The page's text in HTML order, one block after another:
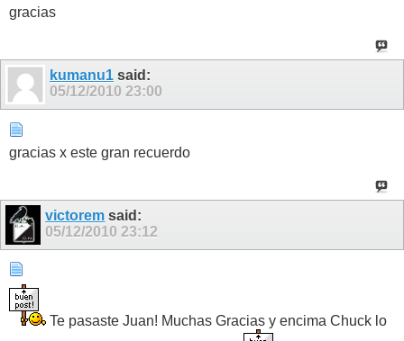
gracias
kumanu1 said:
05/12/2010 23:00
gracias x este gran recuerdo
victorem said:
05/12/201023:12
Te pasaste Juan! Muchas Gracias y encima Chuck lo